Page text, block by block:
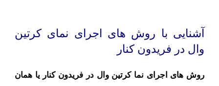
آشنایی با روش های اجرای نمای کرتین
وال در فریدون کنار
روش های اجرای نما کرتین وال در فریدون کنار یا همان